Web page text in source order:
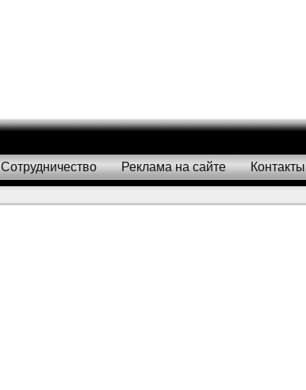
Сотрудничество Реклама на сайте Контакты